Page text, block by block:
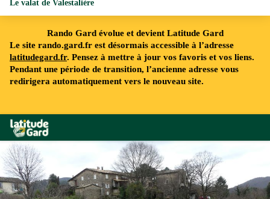
Rando Gard évolue et devient Latitude Gard
Le site rando.gard.fr est désormais accessible à l’adresse
latitudegard.fr. Pensez à mettre à jour vos favoris et vos liens.
Pendant une période de transition, l’ancienne adresse vous
redirigera automatiquement vers le nouveau site.
Rando Gard
Le valat de Valestalière